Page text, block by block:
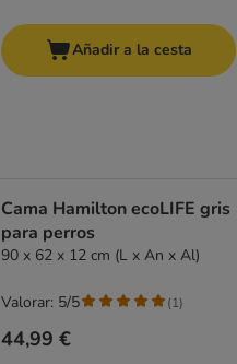
Añadir a la cesta
Cama Hamilton ecoLIFE gris
para perros
90 x 62 x 12 cm (L x An x Al)
44,99 €
Valorar: 5/5 (1)